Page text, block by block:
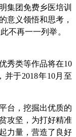
集团免费乡医培训
意义领悟和思考，
不再一一列举。
秀类等作品将在10
并于2018年10月至
台，挖掘出优质的
攻坚，为打好精准
力量，营造了良好